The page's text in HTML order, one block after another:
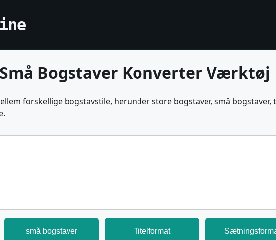
Bogstaver Konverter Værktøj
forskellige bogstavstile, herunder store bogstaver, små
små bogstaver Titelformat